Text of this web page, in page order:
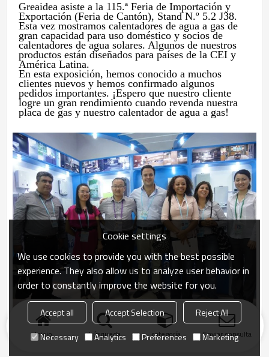
Greaidea asiste a la 115.ª Feria de Importación y
Exportación (Feria de Cantón), Stand N.º 5.2 J38.
Esta vez mostramos calentadores de agua a gas de
gran capacidad para uso doméstico y socios de
calentadores de agua solares. Algunos de nuestros
productos están diseñados para países de la CEI y
América Latina.
En esta exposición, hemos conocido a muchos
clientes nuevos y hemos confirmado algunos
pedidos importantes. ¡Espero que nuestro cliente
logre un gran rendimiento cuando revenda nuestra
placa de gas y nuestro calentador de agua a gas!
Inicio búsqueda categoría Enviar consulta
Cookie settings
We use cookies to provide you with the best possible
experience. They also allow us to analyze user behavior in
order to constantly improve the website for you.
Accept all Accept Selection
Reject All
Necessary
Analytics Preferences Marketing